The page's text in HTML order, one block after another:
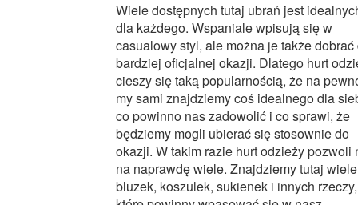
Wiele dostępnych tutaj ubrań jest
dla każdego. Wspaniale wpisują się w
casualowy styl, ale można je także dobrać
bardziej oficjalnej okazji. Dlatego hurt
cieszy się taką popularnością, że na
my sami znajdziemy coś idealnego dla
co powinno nas zadowolić i co sprawi, że
będziemy mogli ubierać się stosownie do
okazji. W takim razie hurt odzieży pozwoli
na naprawdę wiele. Znajdziemy tutaj wiele
bluzek, koszulek, sukienek i innych rzeczy,